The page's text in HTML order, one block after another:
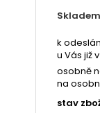
Skladem
k
u Vás již v
osobně
na
stav